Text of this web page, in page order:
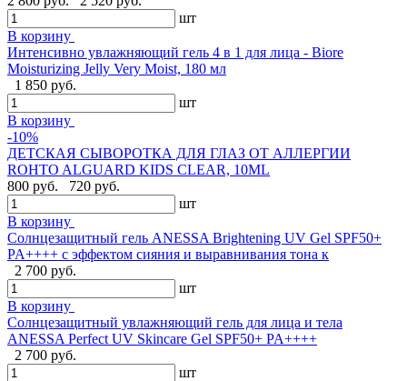
шт
В корзину
Интенсивно увлажняющий гель 4 в 1 для лица - Biore
Moisturizing Jelly Very Moist, 180 мл
1 850 руб.
шт
В корзину
-10%
ДЕТСКАЯ СЫВОРОТКА ДЛЯ ГЛАЗ ОТ АЛЛЕРГИИ
ROHTO ALGUARD KIDS CLEAR, 10ML
800 руб.
720 руб.
шт
В корзину
Солнцезащитный гель ANESSA Brightening UV Gel SPF50+
PA++++ с эффектом сияния и выравнивания тона к
2 700 руб.
шт
В корзину
Солнцезащитный увлажняющий гель для лица и тела
ANESSA Perfect UV Skincare Gel SPF50+ PA++++
2 700 руб.
шт